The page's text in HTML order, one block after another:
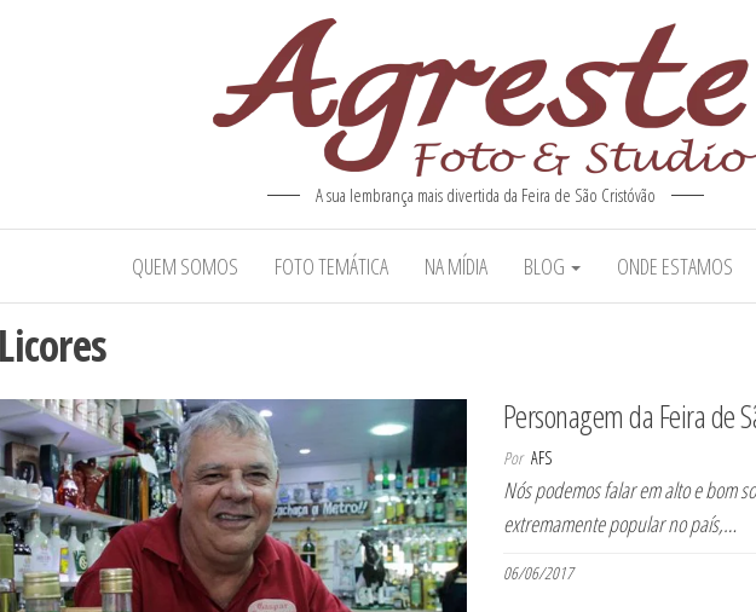
A sua lembrança mais divertida da Feira de São Cristóvão
QUEM SOMOS FOTO TEMÁTICA NA MÍDIA BLOG ONDE ESTAMOS
Personagem da Feira de
Por AFS
Nós podemos falar em alto e bom
extremamente popular no país,…
06/06/2017